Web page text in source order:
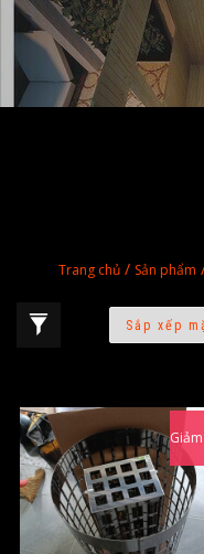
Trang chủ/ Sản phẩm